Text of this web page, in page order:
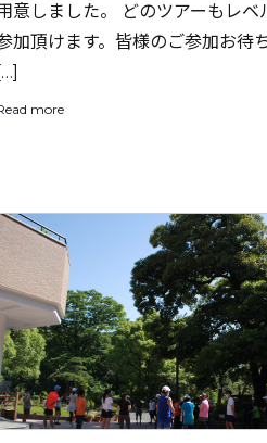
意しました。 どのツアーもレベ
加頂けます。皆様のご参加お待
more